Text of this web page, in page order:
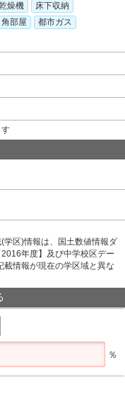
燥機
床下収納
角部屋
都市ガス
学区)情報は、国土数値情報ダ
年度】及び中学校区デー
情報が現在の学区域と異な
％